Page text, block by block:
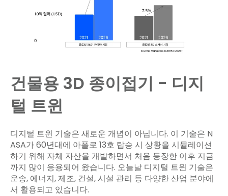
건물용 3D 종이접기 - 디지
털 트윈
디지털 트윈 기술은 새로운 개념이 아닙니다. 이 기술은 N
ASA가 60년대에 아폴로 13호 탑승 시 상황을 시뮬레이션
하기 위해 자체 자산을 개발하면서 처음 등장한 이후 지금
까지 많이 응용되어 왔습니다. 오늘날 디지털 트윈 기술은
운송, 에너지, 제조, 건설, 시설 관리 등 다양한 산업 분야에
서 활용되고 있습니다.